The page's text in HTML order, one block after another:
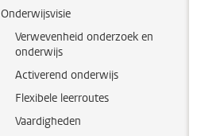
Onderwijsvisie
Verwevenheid onderzoek en
onderwijs
Activerend onderwijs
Flexibele leerroutes
Vaardigheden